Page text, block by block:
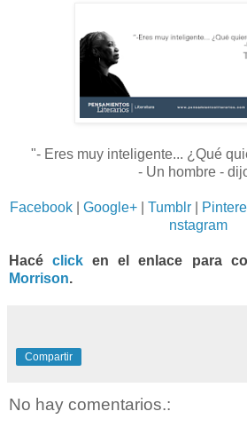
"- Eres muy inteligente... ¿Qué
- Un hombre -
Facebook Google+ Tumblr
nstagram
Hacéclick en el enlace para
Morrison.
Compartir
No hay comentarios.: